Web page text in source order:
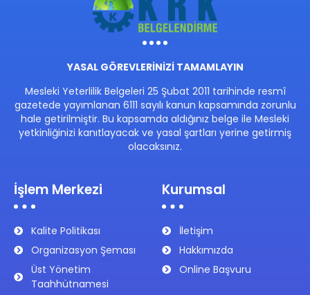
YASAL GÖREVLERİNİZİ TAMAMLAYIN
Mesleki Yeterlilik Belgeleri 25 Şubat 2011 tarihinde resmî
gazetede yayımlanan 6111 sayılı kanun kapsamında zorunlu
hale getirilmiştir. Bu kapsamda aldığınız belge ile Mesleki
yetkinliğinizi kanıtlayacak ve yasal şartları yerine getirmiş
olacaksınız.
İşlem Merkezi
Kalite Politikası
Organizasyon Şeması
Üst Yönetim
Taahhütnamesi
Kurumsal
İletişim
Hakkımızda
Online Başvuru